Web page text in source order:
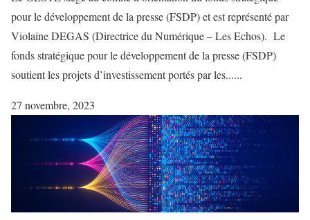
pour le développement de la presse (FSDP) et est représenté par
Violaine DEGAS (Directrice du Numérique – Les Echos). Le
fonds stratégique pour le développement de la presse (FSDP)
soutient les projets d’investissement portés par les......
27 novembre, 2023